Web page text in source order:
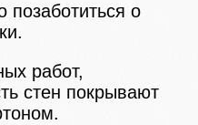
позаботиться о
работ,
стен покрывают